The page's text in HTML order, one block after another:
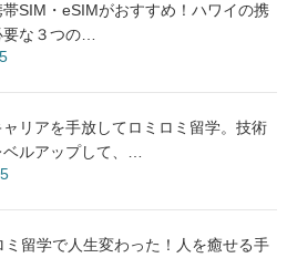
SIM・eSIMがおすすめ！ハワイの携
要な３つの…
ャリアを手放してロミロミ留学。技術
ベルアップして、…
ミ留学で人生変わった！人を癒せる手